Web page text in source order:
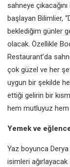
sahneye
başlayan Bilimlier,
beklediğim günler
olacak. Özellikle
Restaurant’da
çok güzel ve her
uygun bir şekilde
ettiği gelirin bir
hem mutluyuz hem
Yemek ve
Yaz boyunca
isimleri